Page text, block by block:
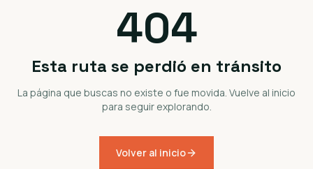
404
Esta ruta se perdió en tránsito
La página que buscas no existe o fue movida. Vuelve al inicio
para seguir explorando.
Volver al inicio